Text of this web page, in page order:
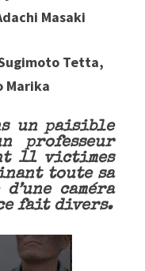
Masaki
Tetta,
Marika
un paisible
professeur
11 victimes
toute sa
caméra
fait divers.